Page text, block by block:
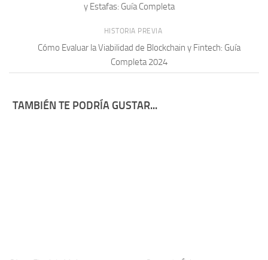
y Estafas: Guía Completa
HISTORIA PREVIA
Cómo Evaluar la Viabilidad de Blockchain y Fintech: Guía
Completa 2024
TAMBIÉN TE PODRÍA GUSTAR...